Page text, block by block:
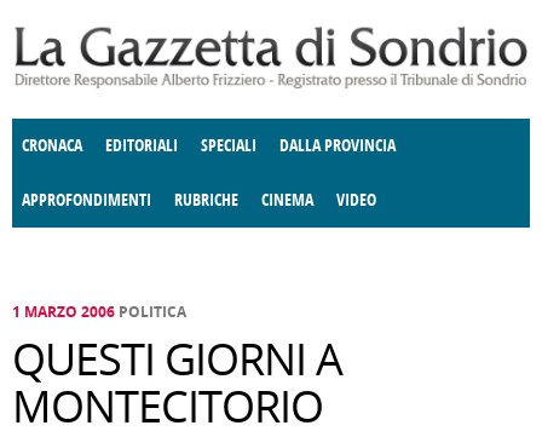
CRONACA EDITORIALI SPECIALI DALLA PROVINCIA
APPROFONDIMENTI
E SPETTACOLI POLITICA
RUBRICHE
DELLE IDEE FATTI DELLO SPIRITO
CINEMA VIDEO
1 MARZO 2006 POLITICA
QUESTI GIORNI A
MONTECITORIO